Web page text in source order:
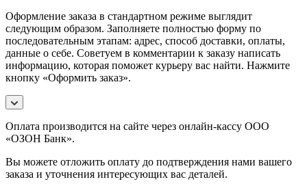
Оформление заказа в стандартном режиме выглядит
следующим образом. Заполняете полностью форму по
последовательным этапам: адрес, способ доставки, оплаты,
данные о себе. Советуем в комментарии к заказу написать
информацию, которая поможет курьеру вас найти. Нажмите
кнопку «Оформить заказ».
Оплата производится на сайте через онлайн-кассу ООО
«ОЗОН Банк».
Вы можете отложить оплату до подтверждения нами вашего
заказа и уточнения интересующих вас деталей.